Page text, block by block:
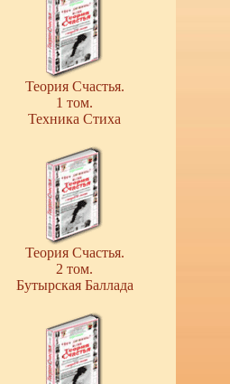
Теория Счастья.
1 том.
Техника Стиха
Теория Счастья.
2 том.
Бутырская Баллада